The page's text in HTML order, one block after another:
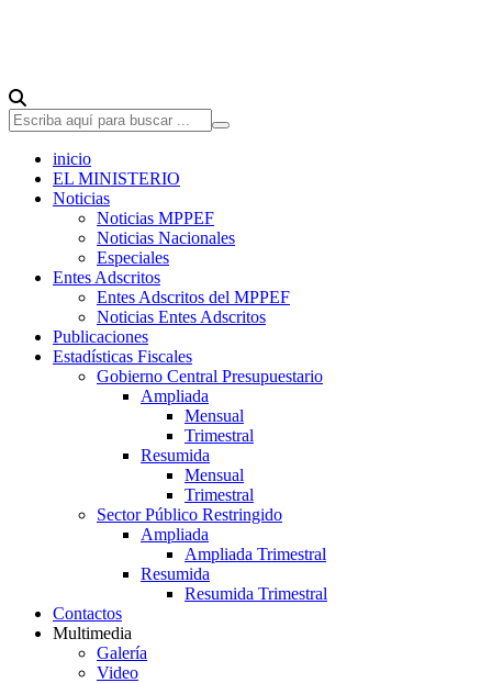
inicio
EL MINISTERIO
Noticias
Noticias MPPEF
Noticias Nacionales
Especiales
Entes Adscritos
Entes Adscritos del MPPEF
Noticias Entes Adscritos
Publicaciones
Estadísticas Fiscales
Gobierno Central Presupuestario
Ampliada
Mensual
Trimestral
Resumida
Mensual
Trimestral
Sector Público Restringido
Ampliada
Ampliada Trimestral
Resumida
Resumida Trimestral
Contactos
Multimedia
Galería
Video